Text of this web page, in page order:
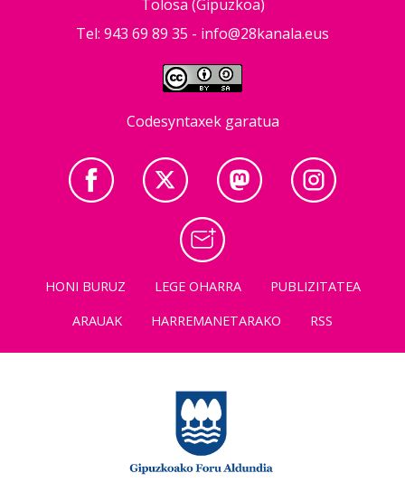
Tolosa (Gipuzkoa)
Tel: 943 69 89 35 - info@28kanala.eus
Codesyntaxek garatua
HONI BURUZ LEGE OHARRA
PUBLIZITATEA
ARAUAK
HARREMANETARAKO RSS